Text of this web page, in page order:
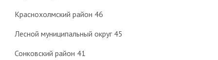
Краснохолмский район 46
Лесной муниципальный округ 45
Сонковский район 41